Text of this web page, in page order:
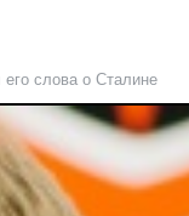
слова о Сталине